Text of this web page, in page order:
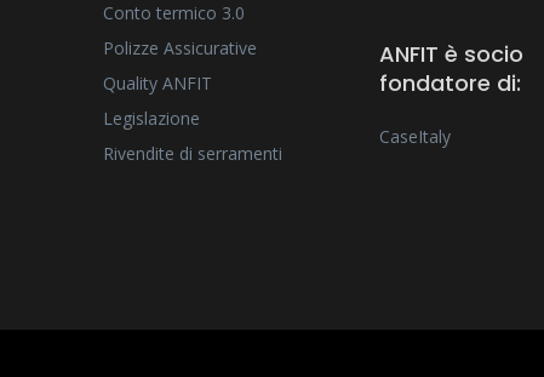
Conto termico 3.0
Polizze Assicurative
Quality ANFIT
Legislazione
Rivendite di serramenti
ANFIT è socio
fondatore di:
CaseItaly